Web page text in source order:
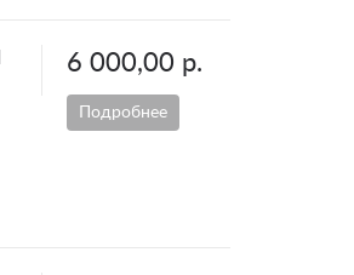
6 000,00 р.
Подробнее